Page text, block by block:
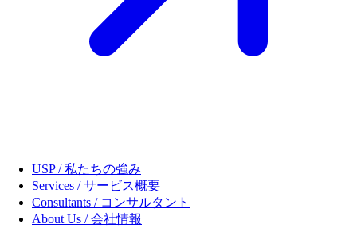
USP / 私たちの強み
Services / サービス概要
Consultants / コンサルタント
About Us / 会社情報